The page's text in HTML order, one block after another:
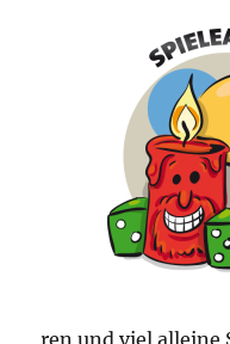
ren und viel alleine